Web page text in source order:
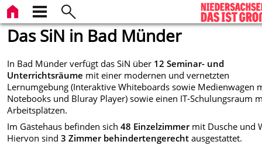
Das SiN in Bad Münder
In Bad Münder verfügt das SiN über 12 Seminar- und
Unterrichtsräume mit einer modernen und vernetzten
Lernumgebung (Interaktive Whiteboards sowie Medienwagen
Notebooks und Bluray Player) sowie einen IT-Schulungsraum
Arbeitsplätzen.
Im Gästehaus befinden sich48 Einzelzimmermit Dusche und
Hiervon sind3 Zimmer behindertengerecht ausgestattet.